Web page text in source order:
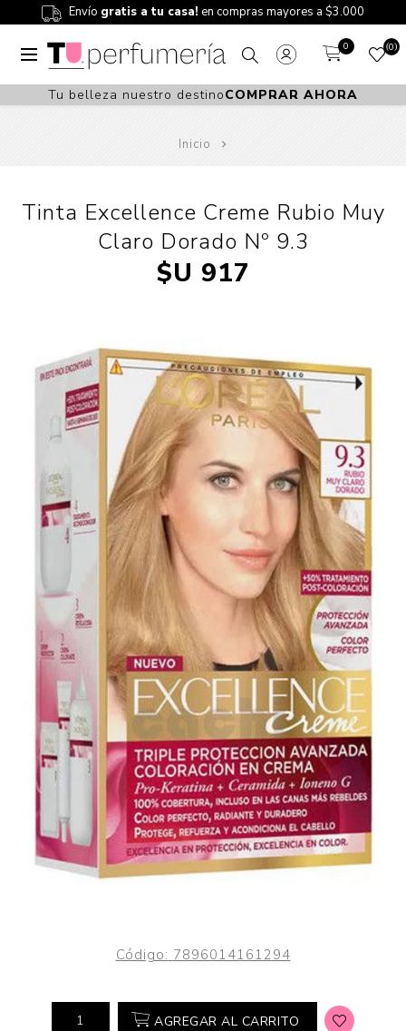
Envío gratis a tu casa! en compras mayores a $3.000
0 0
Tu belleza nuestro destinoCOMPRAR AHORA
Inicio
Tinta Excellence Creme Rubio Muy
Claro Dorado Nº 9.3
$U 917
Código: 7896014161294
AGREGAR AL CARRITO